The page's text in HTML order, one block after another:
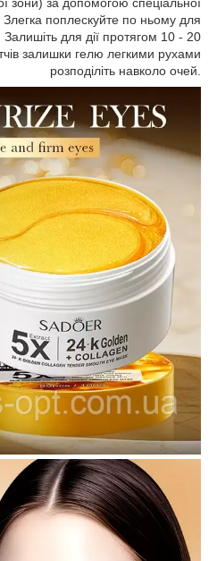
Злегка поплескуйте по ньому для
для дії протягом 10 - 20
залишки гелю легкими рухами
розподіліть навколо очей.